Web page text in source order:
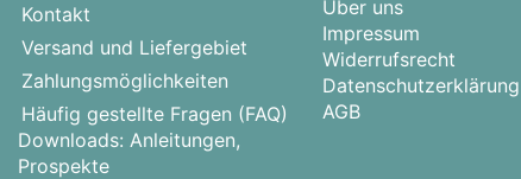
Kontakt
Versand und Liefergebiet
Zahlungsmöglichkeiten
Häufig gestellte Fragen (FAQ)
Downloads: Anleitungen,
Prospekte
Über uns
Impressum
Widerrufsrecht
Datenschutzerklärung
AGB